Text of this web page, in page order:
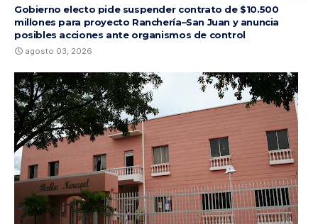
Gobierno electo pide suspender contrato de $10.500
millones para proyecto Ranchería–San Juan y anuncia
posibles acciones ante organismos de control
agosto 03, 2026